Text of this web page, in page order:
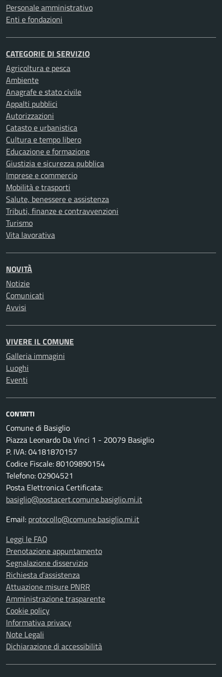
Personale amministrativo
Enti e fondazioni
CATEGORIE DI SERVIZIO
Agricoltura e pesca
Ambiente
Anagrafe e stato civile
Appalti pubblici
Autorizzazioni
Catasto e urbanistica
Cultura e tempo libero
Educazione e formazione
Giustizia e sicurezza pubblica
Imprese e commercio
Mobilità e trasporti
Salute, benessere e assistenza
Tributi, finanze e contravvenzioni
Turismo
Vita lavorativa
NOVITÀ
Notizie
Comunicati
Avvisi
VIVERE IL COMUNE
Galleria immagini
Luoghi
Eventi
CONTATTI
Comune di Basiglio
Piazza Leonardo Da Vinci 1 - 20079 Basiglio
P. IVA: 04181870157
Codice Fiscale: 80109890154
Telefono: 02904521
Posta Elettronica Certificata:
basiglio@postacert.comune.basiglio.mi.it
Email: protocollo@comune.basiglio.mi.it
Leggi le FAQ
Prenotazione appuntamento
Segnalazione disservizio
Richiesta d'assistenza
Attuazione misure PNRR
Amministrazione trasparente
Cookie policy
Informativa privacy
Note Legali
Dichiarazione di accessibilità